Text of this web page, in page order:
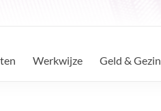
Werkwijze Geld & Gezin